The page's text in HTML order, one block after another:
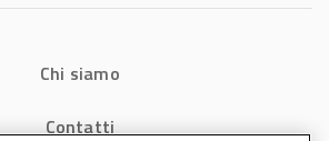
Chi siamo
Contatti